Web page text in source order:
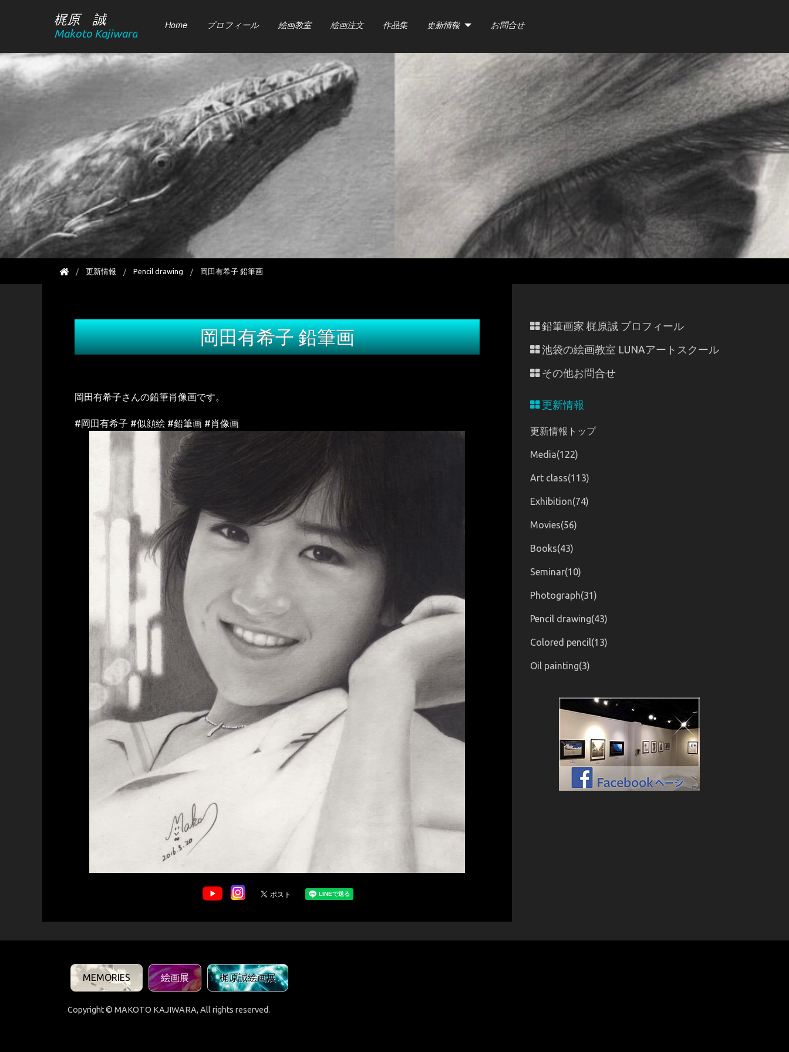
梶原 誠
Makoto Kajiwara
Home プロフィール 絵画教室 絵画注文 作品集 更新情報 お問合せ
更新情報 Pencil drawing 岡田有希子 鉛筆画
岡田有希子 鉛筆画
岡田有希子さんの鉛筆肖像画です。
#岡田有希子 #似顔絵 #鉛筆画 #肖像画
鉛筆画家 梶原誠 プロフィール
池袋の絵画教室 LUNAアートスクール
その他お問合せ
更新情報
更新情報トップ
Media(122)
Art class(113)
Exhibition(74)
Movies(56)
Books(43)
Seminar(10)
Photograph(31)
Pencil drawing(43)
Colored pencil(13)
Oil painting(3)
MEMORIES 絵画展 梶原誠絵画展
Copyright © MAKOTO KAJIWARA, All rights reserved.